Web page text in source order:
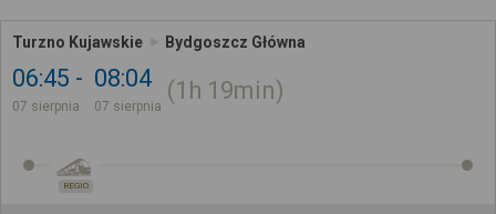
Turzno Kujawskie Bydgoszcz Główna
06:45
07 sierpnia
08:04
07 sierpnia
1h 19min
REGIO